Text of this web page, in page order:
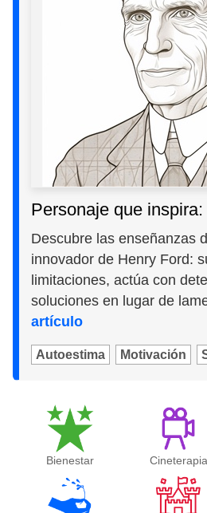
Personaje que
Descubre las enseñanzas
innovador de Henry Ford:
limitaciones, actúa con
soluciones en lugar de
artículo
Autoestima Motivación
Bienestar Cineterapia